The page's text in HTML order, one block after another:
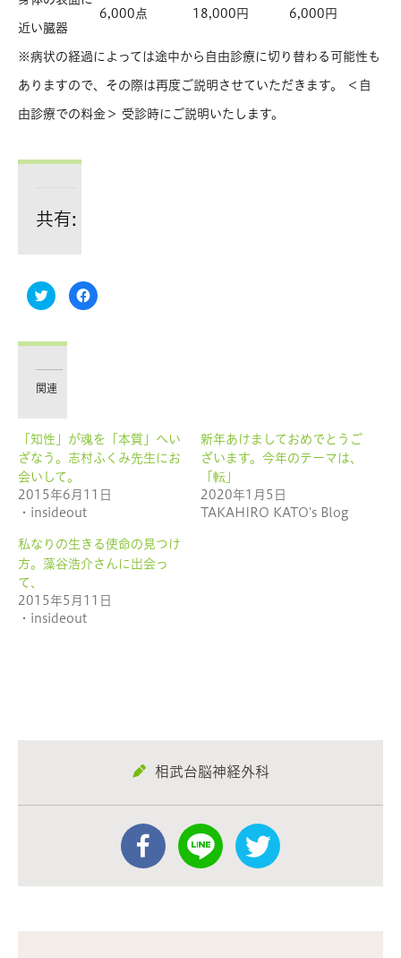
近い臓器
6,000点 18,000円 6,000円
※病状の経過によっては途中から自由診療に切り替わる可能性も
ありますので、その際は再度ご説明させていただきます。 ＜自
由診療での料金＞ 受診時にご説明いたします。
共有:
ク
リ
て
で
有
ウ
ィ
ン
ド
ウ
で
開
き
ま
Facebook
で
て
く
だ
さ
(新
し
ン
ド
ウ
で
き
ま
関連
「知性」が魂を「本質」へい
ざなう。志村ふくみ先生にお
会いして。
2015年6月11日
・insideout
新年あけましておめでとうご
ざいます。今年のテーマは、
「転」
2020年1月5日
TAKAHIRO KATO's Blog
私なりの生きる使命の見つけ
方。藻谷浩介さんに出会っ
て、
2015年5月11日
・insideout
相武台脳神経外科